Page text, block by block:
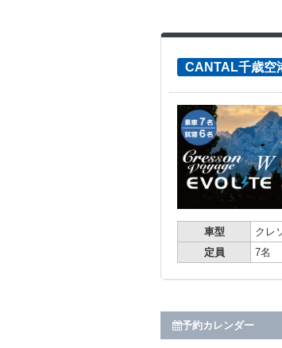
CANTAL千歳空
車型
クレ
定員
7名
予約カレンダー